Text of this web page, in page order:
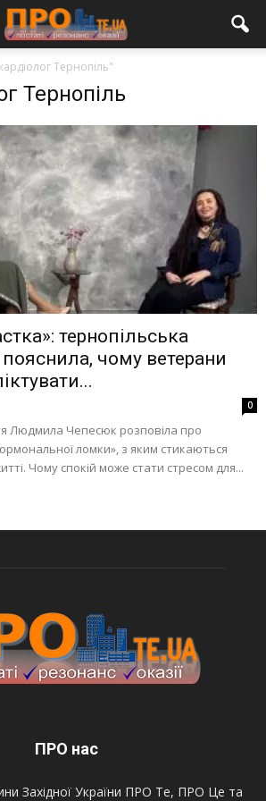
Тернопіль"
Тернопіль
тернопільська
чому ветерани
0
Людмила Чепесюк розповіла про
ломки», з яким стикаються
Чому спокій може стати стресом для...
ПРО нас
Західної України ПРО Те, ПРО Це та